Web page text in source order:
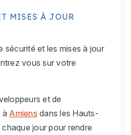
MISES À JOUR
sécurité et les mises à jour
vous sur votre
et de
à Amiens dans les Hauts-
jour pour rendre